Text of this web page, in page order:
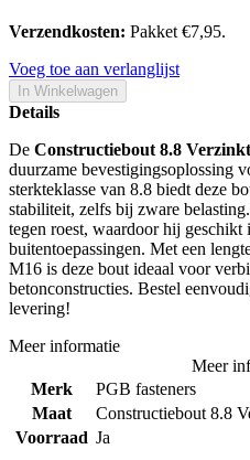
Verzendkosten: Pakket €7,95.
Voeg toe aan verlanglijst
In Winkelwagen
Details
De Constructiebout 8.8
duurzame bevestigingsoplossing
sterkteklasse van 8.8 biedt deze
stabiliteit, zelfs bij zware
tegen roest, waardoor hij
buitentoepassingen. Met een
M16 is deze bout ideaal voor
betonconstructies. Bestel
levering!
Meer informatie
Meer
Merk
PGB fasteners
Maat
Constructiebout 8.8
Voorraad Ja